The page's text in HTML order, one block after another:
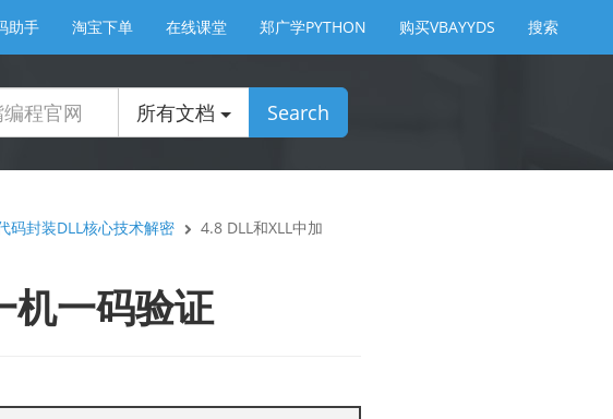
助手 淘宝下单 在线课堂 郑广学PYTHON 购买VBAYYDS 搜索
所有文档 Search
码封装DLL核心技术解密
4.8 DLL和XLL中加
机一码验证